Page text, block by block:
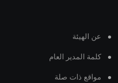
عن الهيئة
كلمة المدير العام
مواقع ذات صلة